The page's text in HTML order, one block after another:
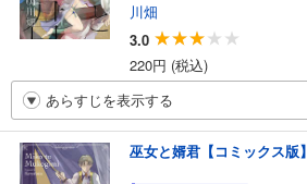
川畑
3.0
220円 (税込)
あらすじを表示する
巫女と婿君【コミックス版】